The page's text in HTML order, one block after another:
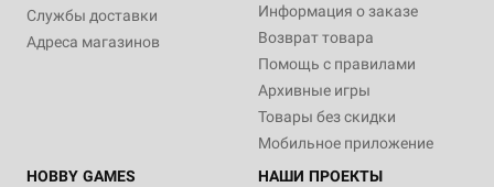
Службы доставки
Адреса магазинов
Информация о заказе
Возврат товара
Помощь с правилами
Архивные игры
Товары без скидки
Мобильное приложение
HOBBY GAMES
НАШИ ПРОЕКТЫ